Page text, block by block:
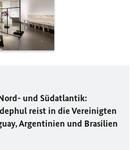
und Südatlantik:
reist in die Vereinigten
Argentinien und Brasilien